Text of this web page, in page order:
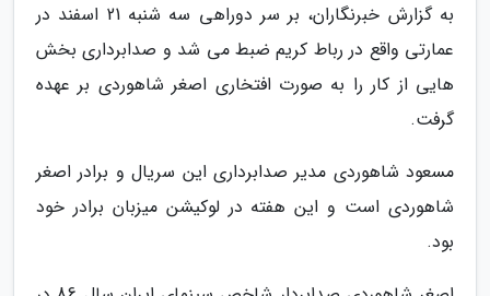
به گزارش خبرنگاران، بر سر دوراهی سه شنبه 21 اسفند در
عمارتی واقع در رباط کریم ضبط می شد و صدابرداری بخش
هایی از کار را به صورت افتخاری اصغر شاهوردی بر عهده
گرفت.
مسعود شاهوردی مدیر صدابرداری این سریال و برادر اصغر
شاهوردی است و این هفته در لوکیشن میزبان برادر خود
بود.